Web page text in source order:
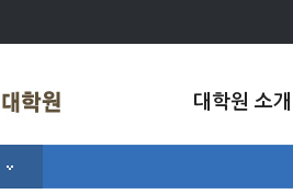
대학원 소개